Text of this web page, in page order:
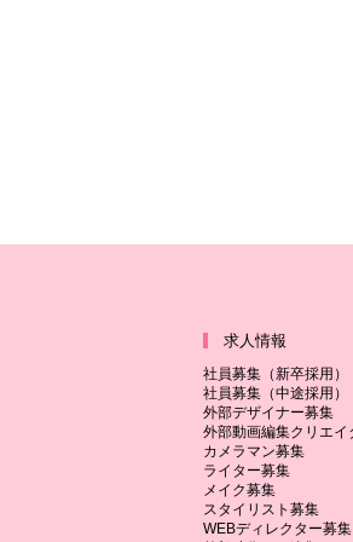
求人情報
社員募集（新卒採用）
社員募集（中途採用）
外部デザイナー募集
外部動画編集クリエイ
カメラマン募集
ライター募集
メイク募集
スタイリスト募集
WEBディレクター募集